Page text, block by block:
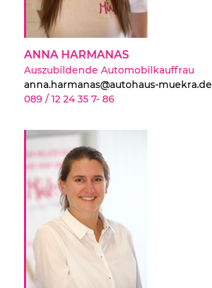
ANNA HARMANAS
Auszubildende Automobilkauffrau
anna.harmanas@autohaus-muekra.de
089 / 12 24 35 7- 86